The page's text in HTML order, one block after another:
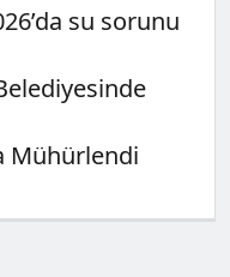
su sorunu
Mühürlendi